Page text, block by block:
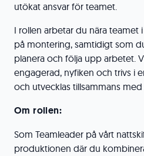
utökat ansvar för teamet.
I rollen arbetar du nära
på montering, samtidigt som
planera och följa upp arbetet.
engagerad, nyfiken och trivs i
och utvecklas tillsammans med
Om rollen:
Som Teamleader på vårt
produktionen där du